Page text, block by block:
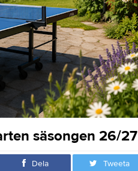
säsongen 26/27
Dela Tweeta